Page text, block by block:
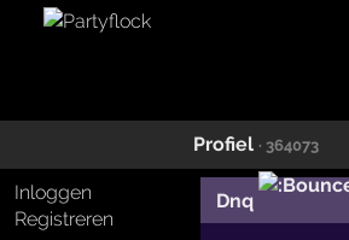
Profiel · 364073
Inloggen
Registreren
Dnq